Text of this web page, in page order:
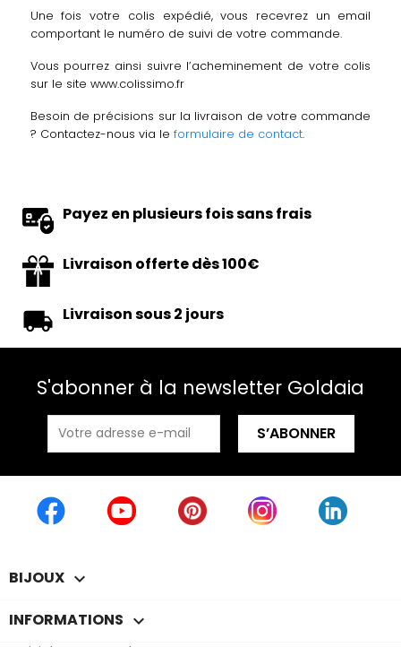
Une fois votre colis expédié, vous recevrez un email
comportant le numéro de suivi de votre commande.
Vous pourrez ainsi suivre l’acheminement de votre colis
sur le site www.colissimo.fr
Besoin de précisions sur la livraison de votre commande
? Contactez-nous via le formulaire de contact.
Payez en plusieurs fois sans frais
Livraison offerte dès 100€
Livraison sous 2 jours
S'abonner à la newsletter Goldaia
BIJOUX 
INFORMATIONS 